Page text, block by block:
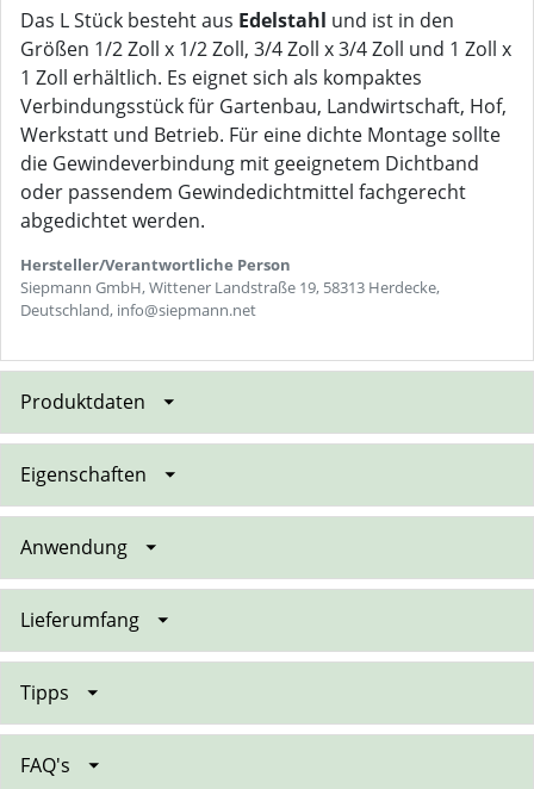
Das L Stück besteht aus Edelstahl und ist in den
Größen 1/2 Zoll x 1/2 Zoll, 3/4 Zoll x 3/4 Zoll und 1 Zoll x
1 Zoll erhältlich. Es eignet sich als kompaktes
Verbindungsstück für Gartenbau, Landwirtschaft, Hof,
Werkstatt und Betrieb. Für eine dichte Montage sollte
die Gewindeverbindung mit geeignetem Dichtband
oder passendem Gewindedichtmittel fachgerecht
abgedichtet werden.
Hersteller/Verantwortliche Person
Siepmann GmbH, Wittener Landstraße 19, 58313 Herdecke,
Deutschland, info@siepmann.net
Produktdaten
Eigenschaften
Anwendung
Lieferumfang
Tipps
FAQ's